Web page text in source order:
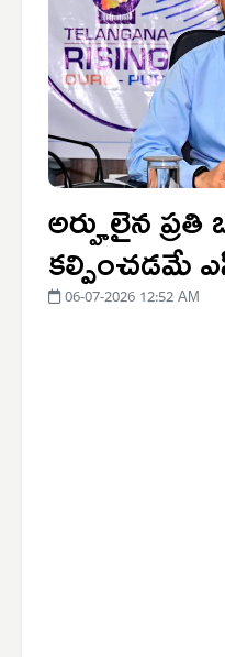
అర్హులైన
కల్పించడమే
06-07-2026 12:52 AM